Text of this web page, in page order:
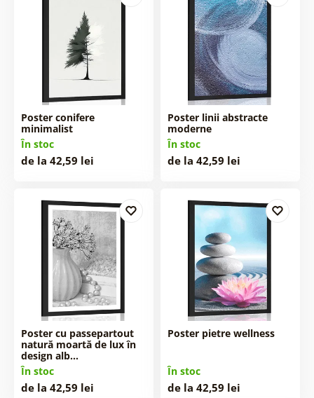
Poster conifere
minimalist
În stoc
de la 42,59 lei
Poster linii abstracte
moderne
În stoc
de la 42,59 lei
Poster cu passepartout
natură moartă de lux în
design alb…
În stoc
de la 42,59 lei
Poster pietre wellness
În stoc
de la 42,59 lei